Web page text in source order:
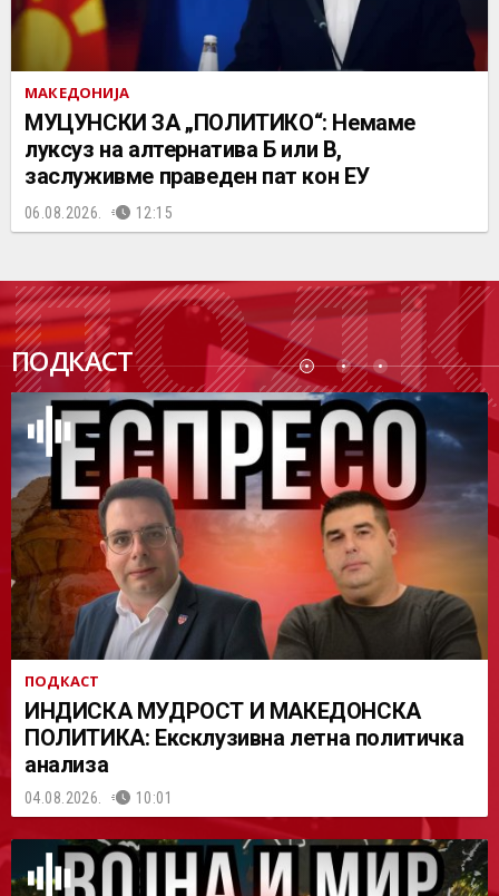
МАКЕДОНИЈА
МУЦУНСКИ ЗА „ПОЛИТИКО“: Немаме
луксуз на алтернатива Б или В,
заслуживме праведен пат кон ЕУ
06.08.2026. 12:15
ПОДКАСТ
ПОДК
АСТ
ПОДКАСТ
ИНДИСКА МУДРОСТ И МАКЕДОНСКА
ПОЛИТИКА: Ексклузивна летна политичка
анализа
04.08.2026. 10:01